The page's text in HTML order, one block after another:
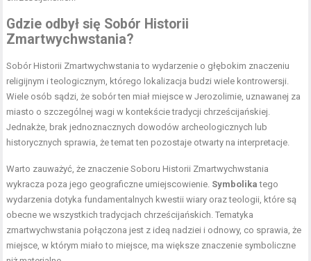
Gdzie odbył się Sobór Historii
Zmartwychwstania?
Sobór Historii Zmartwychwstania to wydarzenie o głębokim znaczeniu
religijnym i teologicznym, którego lokalizacja budzi wiele kontrowersji.
Wiele osób sądzi, że sobór ten miał miejsce w Jerozolimie, uznawanej za
miasto o szczególnej wagi w kontekście tradycji chrześcijańskiej.
Jednakże, brak jednoznacznych dowodów archeologicznych lub
historycznych sprawia, że temat ten pozostaje otwarty na interpretacje.
Warto zauważyć, że znaczenie Soboru Historii Zmartwychwstania
wykracza poza jego geograficzne umiejscowienie. Symbolika tego
wydarzenia dotyka fundamentalnych kwestii wiary oraz teologii, które są
obecne we wszystkich tradycjach chrześcijańskich. Tematyka
zmartwychwstania połączona jest z ideą nadziei i odnowy, co sprawia, że
miejsce, w którym miało to miejsce, ma większe znaczenie symboliczne